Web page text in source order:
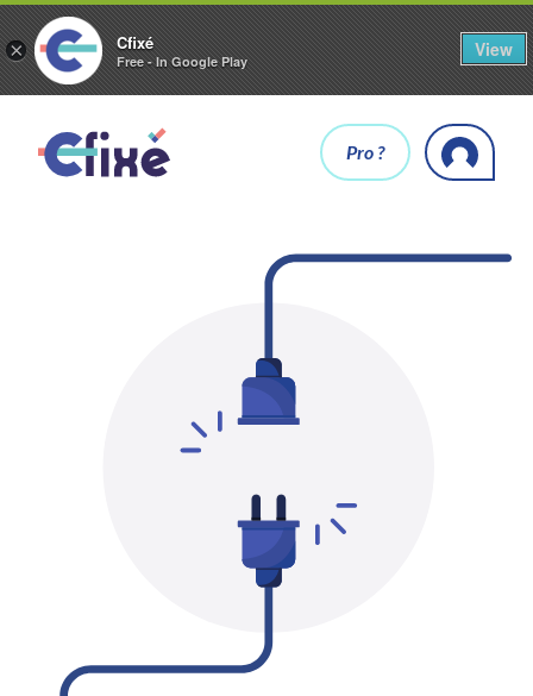
× Cfixé
Free - In Google Play
View
Pro ?